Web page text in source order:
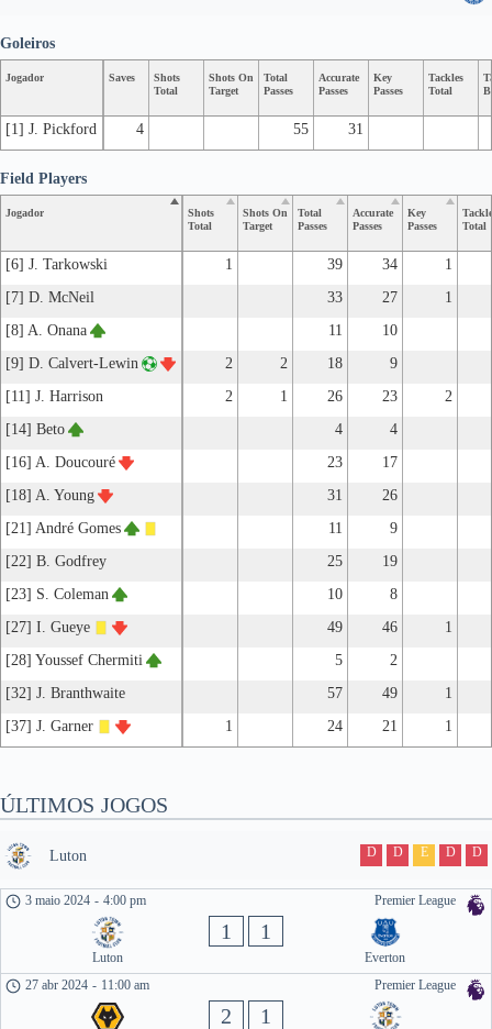
Jogador Saves
Shots
Total
Shots On
Target
Total
Passes
Accurate
Passes
Key
Passes
Tackles
Total
[1] J. Pickford 4 55 31
Goleiros
Jogador
Shots
Total
Shots On
Target
Total
Passes
Accurate
Passes
Key
Passes
Total
[6] J. Tarkowski 1 39 34
1
[7] D. McNeil
33 27
1
[8] A. Onana
11
10
[9] D. Calvert-Lewin
2 2 18
9
[11] J. Harrison
2 1 26 23
2
[14] Beto
4
4
[16] A. Doucouré
23
17
[18] A. Young
31
26
[21] André Gomes
11
9
[22] B. Godfrey
25
19
[23] S. Coleman
10
8
[27] I. Gueye
49 46
1
[28] Youssef Chermiti
5
2
[32] J. Branthwaite
57 49
1
[37] J. Garner
1 24 21 1
Field Players
ÚLTIMOS JOGOS
Luton D D E D D
Premier League
3 maio 2024 - 4:00 pm
Luton
1 1
Everton
Premier League
27 abr 2024 - 11:00 am
2 1